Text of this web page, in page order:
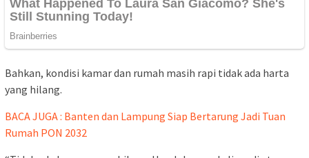
Bahkan, kondisi kamar dan rumah masih rapi tidak ada harta
yang hilang.
BACA JUGA : Banten dan Lampung Siap Bertarung Jadi Tuan
Rumah PON 2032